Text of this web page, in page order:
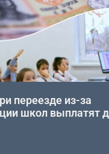
переезде из-за
школ выплатят